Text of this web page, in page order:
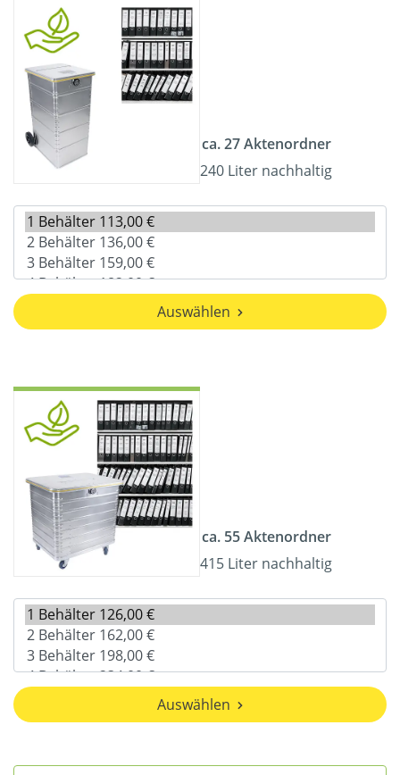
ca. 27 Aktenordner
240 Liter nachhaltig
Auswählen
ca. 55 Aktenordner
415 Liter nachhaltig
Auswählen